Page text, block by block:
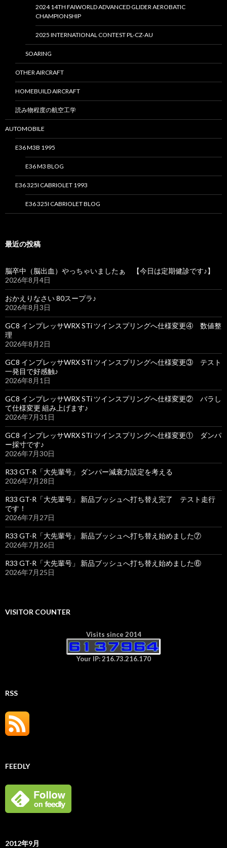
2024 14TH FAIWORLD ADVANCED GLIDER AEROBATIC
CHAMPIONSHIP
2025 INTERNATIONAL CONTEST PL-CZ-AU
SOARING
OTHER AIRCRAFT
HOMEBUILD AIRCRAFT
読み物程度の航空工学
AUTOMOBILE
E36 M3B 1995
E36 M3 BLOG
E36 325I CABRIOLET 1993
E36 325I CABRIOLET BLOG
最近の投稿
脳卒中（脳出血）やっちゃいましたぁ 【今日は定期健診です♪】
2026年8月4日
おかえりなさい 80スープラ♪
2026年8月3日
GC8 インプレッサWRX STi ツインスプリングへ仕様変更④ 数値整
理
2026年8月2日
GC8 インプレッサWRX STi ツインスプリングへ仕様変更③ テスト
一発目で好感触♪
2026年8月1日
GC8 インプレッサWRX STi ツインスプリングへ仕様変更② バラし
て仕様変更 組み上げます♪
2026年7月31日
GC8 インプレッサWRX STi ツインスプリングへ仕様変更① ダンパ
ー採寸です♪
2026年7月30日
R33 GT-R「大先輩号」 ダンパー減衰力設定を考える
2026年7月28日
R33 GT-R「大先輩号」 新品ブッシュへ打ち替え完了 テスト走行
です！
2026年7月27日
R33 GT-R「大先輩号」 新品ブッシュへ打ち替え始めました⑦
2026年7月26日
R33 GT-R「大先輩号」 新品ブッシュへ打ち替え始めました⑥
2026年7月25日
VISITOR COUNTER
Visits since 2014
Your IP: 216.73.216.170
RSS
FEEDLY
2012年9月